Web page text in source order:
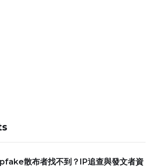
散布者找不到？IP追查與發文者資